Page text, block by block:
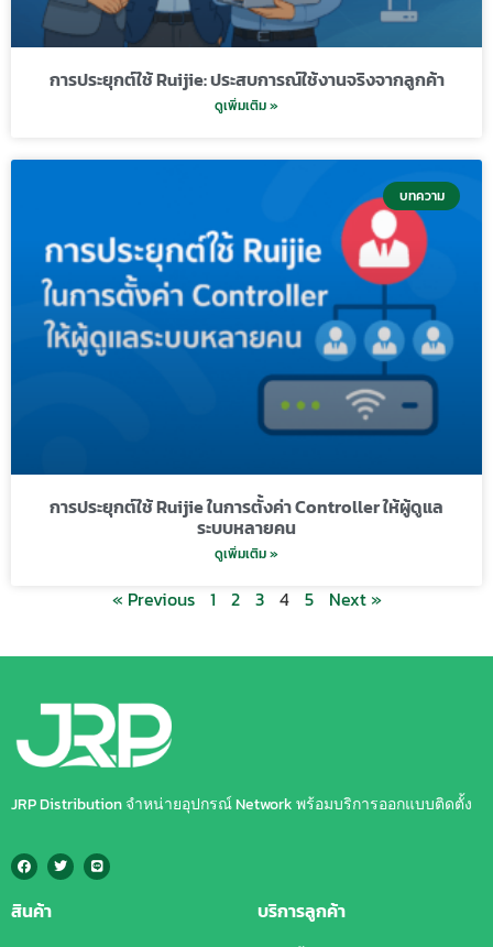
การประยุกต์ใช้ Ruijie: ประสบการณ์ใช้งานจริงจากลูกค้า
ดูเพิ่มเติม »
บทความ
การประยุกต์ใช้ Ruijie ในการตั้งค่า Controller ให้ผู้ดูแล
ระบบหลายคน
ดูเพิ่มเติม »
« Previous 1 2 3 4 5 Next »
JRP Distribution จำหน่ายอุปกรณ์ Network พร้อมบริการออกแบบติดตั้ง
สินค้า บริการลูกค้า